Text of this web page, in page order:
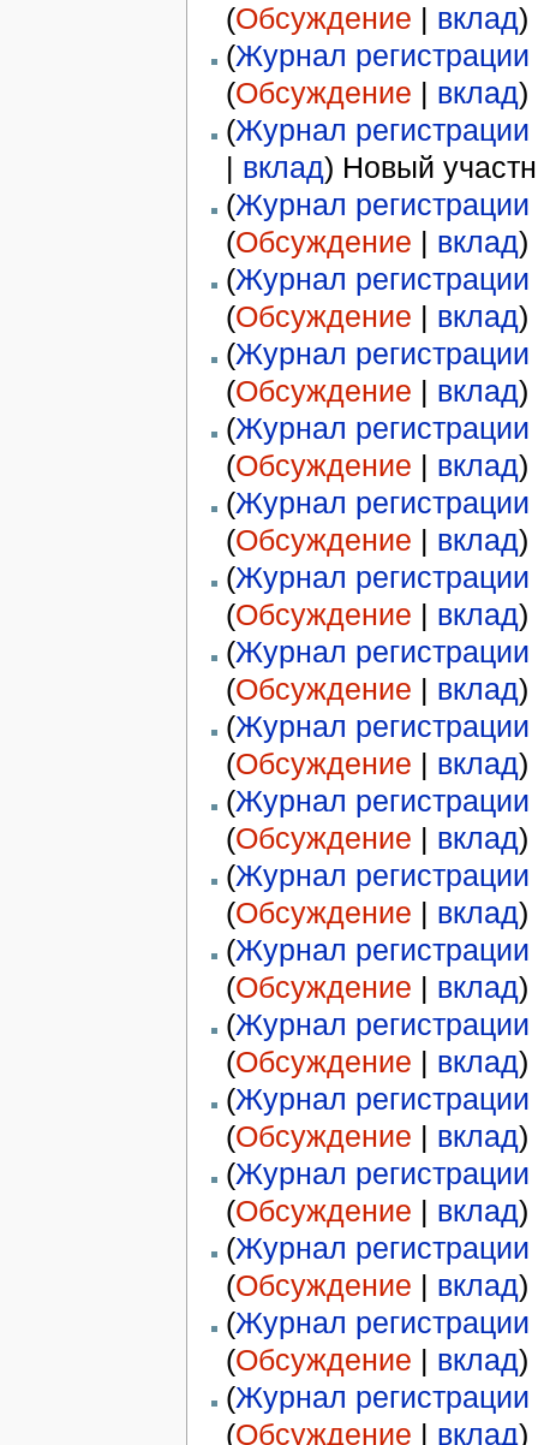
(Обсуждение вклад)
(Журнал регистрации
(Обсуждение вклад)
(Журнал регистрации
вклад) Новый
(Журнал регистрации
(Обсуждение вклад)
(Журнал регистрации
(Обсуждение вклад)
(Журнал регистрации
(Обсуждение вклад)
(Журнал регистрации
(Обсуждение вклад)
(Журнал регистрации
(Обсуждение вклад)
(Журнал регистрации
(Обсуждение вклад)
(Журнал регистрации
(Обсуждение вклад)
(Журнал регистрации
(Обсуждение вклад)
(Журнал регистрации
(Обсуждение вклад)
(Журнал регистрации
(Обсуждение вклад)
(Журнал регистрации
(Обсуждение вклад)
(Журнал регистрации
(Обсуждение вклад)
(Журнал регистрации
(Обсуждение вклад)
(Журнал регистрации
(Обсуждение вклад)
(Журнал регистрации
(Обсуждение вклад)
(Журнал регистрации
(Обсуждение вклад)
(Журнал регистрации
(Обсуждение вклад)